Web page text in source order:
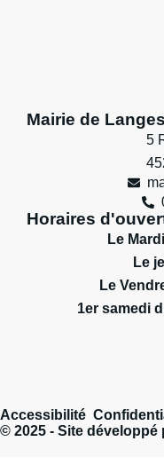
Mairie de
5
Horaires
Le
Le
Le
1er samedi
Accessibilité
© 2025 - Site développé